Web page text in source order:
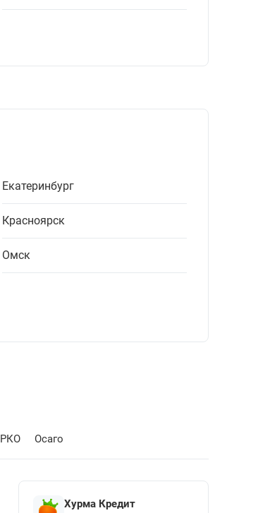
Екатеринбург
Красноярск
Омск
РКО Осаго
Хурма Кредит